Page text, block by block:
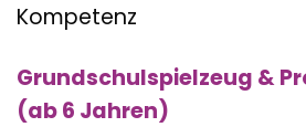
Kompetenz
Grundschulspielzeug &
(ab 6 Jahren)